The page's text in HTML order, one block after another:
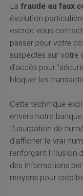
La fraude au faux
évolution
escroc vous
passer pour votre
suspectes sur votre
d'accès pour
bloquer les
Cette technique
envers notre
L'usurpation de
d'afficher le vrai
renforçant l'illusion
des informations
moyens pour